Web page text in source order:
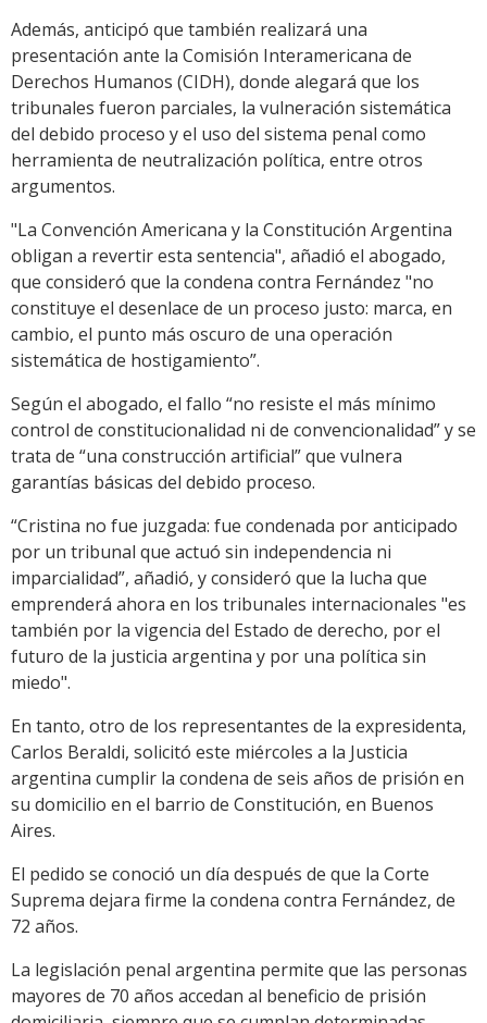
Además, anticipó que también realizará una
presentación ante la Comisión Interamericana de
Derechos Humanos (CIDH), donde alegará que los
tribunales fueron parciales, la vulneración sistemática
del debido proceso y el uso del sistema penal como
herramienta de neutralización política, entre otros
argumentos.
"La Convención Americana y la Constitución Argentina
obligan a revertir esta sentencia", añadió el abogado,
que consideró que la condena contra Fernández "no
constituye el desenlace de un proceso justo: marca, en
cambio, el punto más oscuro de una operación
sistemática de hostigamiento”.
Según el abogado, el fallo “no resiste el más mínimo
control de constitucionalidad ni de convencionalidad” y se
trata de “una construcción artificial” que vulnera
garantías básicas del debido proceso.
“Cristina no fue juzgada: fue condenada por anticipado
por un tribunal que actuó sin independencia ni
imparcialidad”, añadió, y consideró que la lucha que
emprenderá ahora en los tribunales internacionales "es
también por la vigencia del Estado de derecho, por el
futuro de la justicia argentina y por una política sin
miedo".
En tanto, otro de los representantes de la expresidenta,
Carlos Beraldi, solicitó este miércoles a la Justicia
argentina cumplir la condena de seis años de prisión en
su domicilio en el barrio de Constitución, en Buenos
Aires.
El pedido se conoció un día después de que la Corte
Suprema dejara firme la condena contra Fernández, de
72 años.
La legislación penal argentina permite que las personas
mayores de 70 años accedan al beneficio de prisión